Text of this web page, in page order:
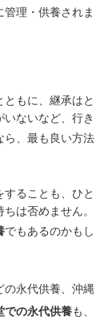
理・供養されま
もに、継承はと
ないなど、行き
ら、最も良い方法
ることも、ひと
は否めません。
でもあるのかもし
の永代供養、沖縄
での永代供養も、